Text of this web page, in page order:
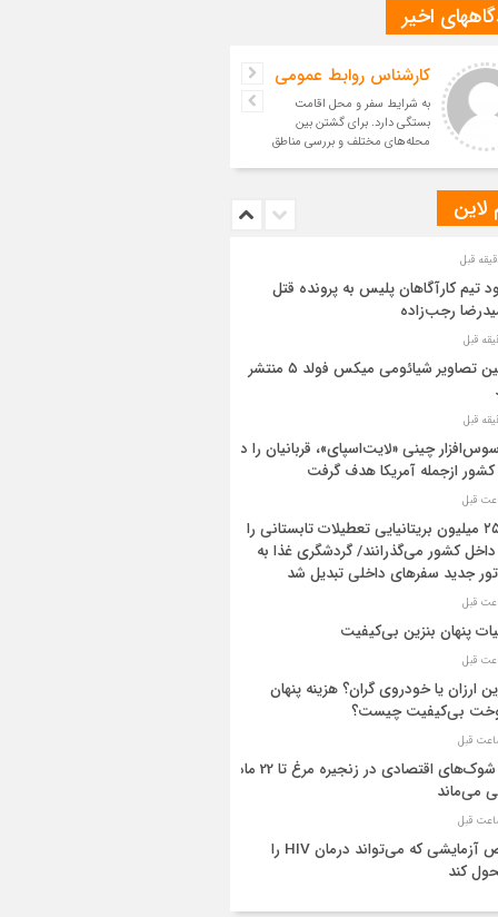
اخیر
کارشناس روابط عمومی
به شرایط سفر و محل اقامت
بستگی دارد. برای گشتن بین
محله‌های مختلف و بررسی مناطق
لاین
تیم کارآگاهان پلیس به پرونده قتل
رجب‌زاده
اولین تصاویر شیائومی میکس فولد ۵ منتشر
چینی «لایت‌اسپای»، قربانیان را در
۲۵.۲ میلیون بریتانیایی تعطیلات تابستانی را
کشور می‌گذرانند/ گردشگری غذا به
جدید سفرهای داخلی تبدیل شد
پنهان بنزین بی‌کیفیت
ارزان یا خودروی گران؟ هزینه پنهان
بی‌کیفیت چیست؟
اثر شوک‌های اقتصادی در زنجیره مرغ تا 22 ماه
می‌ماند
قرص آزمایشی که می‌تواند درمان HIV را
کند